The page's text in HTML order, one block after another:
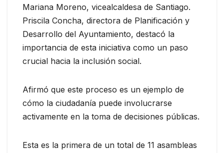
Mariana Moreno, vicealcaldesa de Santiago.
Priscila Concha, directora de Planificación y
Desarrollo del Ayuntamiento, destacó la
importancia de esta iniciativa como un paso
crucial hacia la inclusión social.
Afirmó que este proceso es un ejemplo de
cómo la ciudadanía puede involucrarse
activamente en la toma de decisiones públicas.
Esta es la primera de un total de 11 asambleas